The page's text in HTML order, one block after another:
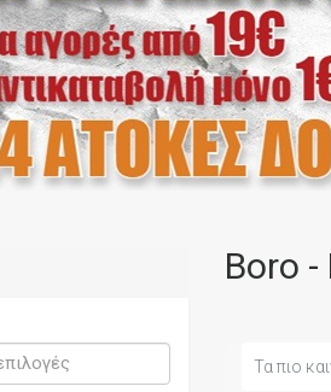
Boro -
Τα πιο